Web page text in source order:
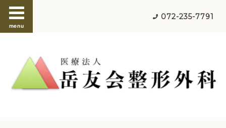
menu
072-235-7791